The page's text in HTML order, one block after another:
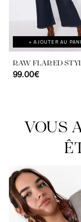
Découvrir notre
+ AJOUTER AU
RAW FLARED
JEANS
99.00€
VOUS